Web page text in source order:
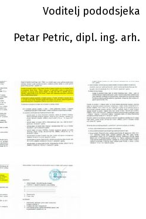
Voditelj pododsjeka
Petar Petric, dipl. ing. arh.